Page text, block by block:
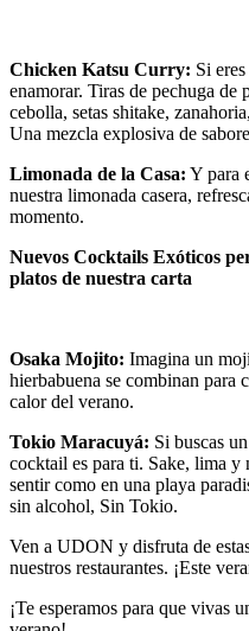
Chicken Katsu Curry: Si
enamorar. Tiras de pechuga de
cebolla, setas shitake,
Una mezcla explosiva de
Limonada de la Casa: Y para
nuestra limonada casera,
momento.
Nuevos Cocktails Exóticos
platos de nuestra carta
Osaka Mojito: Imagina un
hierbabuena se combinan para
calor del verano.
Tokio Maracuyá: Si buscas
cocktail es para ti. Sake, lima y
sentir como en una playa
sin alcohol, Sin Tokio.
Ven a UDON y disfruta de
nuestros restaurantes. ¡Este
¡Te esperamos para que vivas